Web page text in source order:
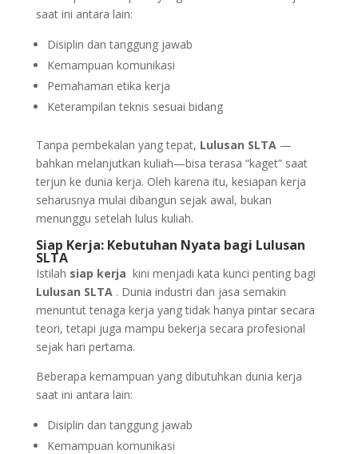
saat ini antara lain:
Disiplin dan tanggung jawab
Kemampuan komunikasi
Pemahaman etika kerja
Keterampilan teknis sesuai bidang
Tanpa pembekalan yang tepat, Lulusan SLTA —
bahkan melanjutkan kuliah—bisa terasa “kaget” saat
terjun ke dunia kerja. Oleh karena itu, kesiapan kerja
seharusnya mulai dibangun sejak awal, bukan
menunggu setelah lulus kuliah.
Siap Kerja: Kebutuhan Nyata bagi Lulusan
SLTA
Istilah siap kerja kini menjadi kata kunci penting bagi
Lulusan SLTA . Dunia industri dan jasa semakin
menuntut tenaga kerja yang tidak hanya pintar secara
teori, tetapi juga mampu bekerja secara profesional
sejak hari pertama.
Beberapa kemampuan yang dibutuhkan dunia kerja
saat ini antara lain:
Disiplin dan tanggung jawab
Kemampuan komunikasi